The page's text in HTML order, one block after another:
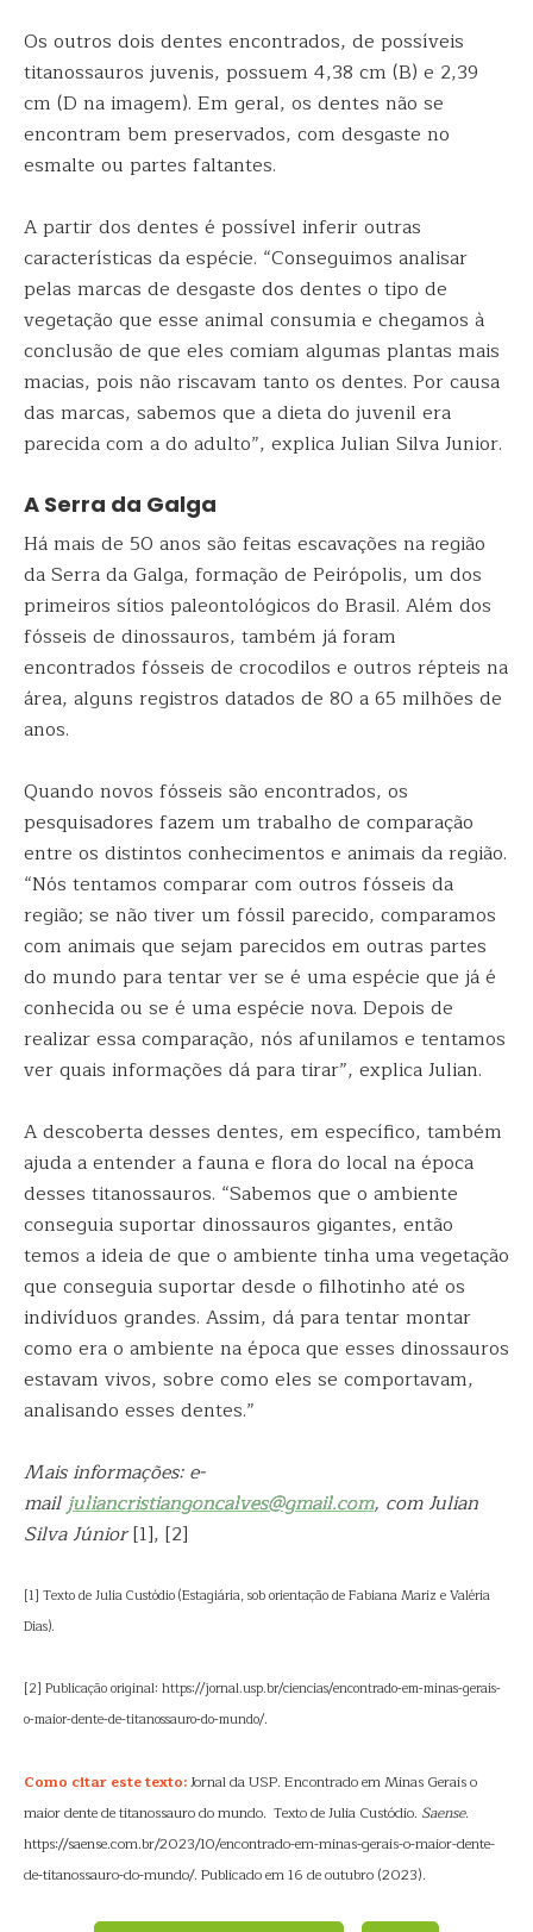
Os outros dois dentes encontrados, de possíveis
titanossauros juvenis, possuem 4,38 cm (B) e 2,39
cm (D na imagem). Em geral, os dentes não se
encontram bem preservados, com desgaste no
esmalte ou partes faltantes.
A partir dos dentes é possível inferir outras
características da espécie. “Conseguimos analisar
pelas marcas de desgaste dos dentes o tipo de
vegetação que esse animal consumia e chegamos à
conclusão de que eles comiam algumas plantas mais
macias, pois não riscavam tanto os dentes. Por causa
das marcas, sabemos que a dieta do juvenil era
parecida com a do adulto”, explica Julian Silva Junior.
A Serra da Galga
Há mais de 50 anos são feitas escavações na região
da Serra da Galga, formação de Peirópolis, um dos
primeiros sítios paleontológicos do Brasil. Além dos
fósseis de dinossauros, também já foram
encontrados fósseis de crocodilos e outros répteis na
área, alguns registros datados de 80 a 65 milhões de
anos.
Quando novos fósseis são encontrados, os
pesquisadores fazem um trabalho de comparação
entre os distintos conhecimentos e animais da região.
“Nós tentamos comparar com outros fósseis da
região; se não tiver um fóssil parecido, comparamos
com animais que sejam parecidos em outras partes
do mundo para tentar ver se é uma espécie que já é
conhecida ou se é uma espécie nova. Depois de
realizar essa comparação, nós afunilamos e tentamos
ver quais informações dá para tirar”, explica Julian.
A descoberta desses dentes, em específico, também
ajuda a entender a fauna e flora do local na época
desses titanossauros. “Sabemos que o ambiente
conseguia suportar dinossauros gigantes, então
temos a ideia de que o ambiente tinha uma vegetação
que conseguia suportar desde o filhotinho até os
indivíduos grandes. Assim, dá para tentar montar
como era o ambiente na época que esses dinossauros
estavam vivos, sobre como eles se comportavam,
analisando esses dentes.”
Mais informações: e-
mailjuliancristiangoncalves@gmail.com, com Julian
Silva Júnior[1], [2]
[1] Texto de Julia Custódio (Estagiária, sob orientação de Fabiana Mariz e Valéria
Dias).
[2] Publicação original: https://jornal.usp.br/ciencias/encontrado-em-minas-gerais-
o-maior-dente-de-titanossauro-do-mundo/.
Como citar este texto:Jornal da USP. Encontrado em Minas Gerais o
maior dente de titanossauro do mundo. Texto de Julia Custódio. Saense.
https://saense.com.br/2023/10/encontrado-em-minas-gerais-o-maior-dente-
de-titanossauro-do-mundo/. Publicado em 16 de outubro (2023).